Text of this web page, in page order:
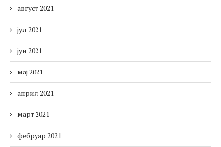
август 2021
јул 2021
јун 2021
мај 2021
април 2021
март 2021
фебруар 2021